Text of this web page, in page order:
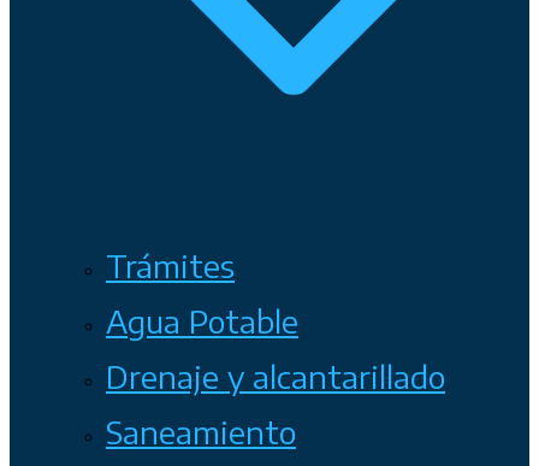
Trámites
Agua Potable
Drenaje y alcantarillado
Saneamiento